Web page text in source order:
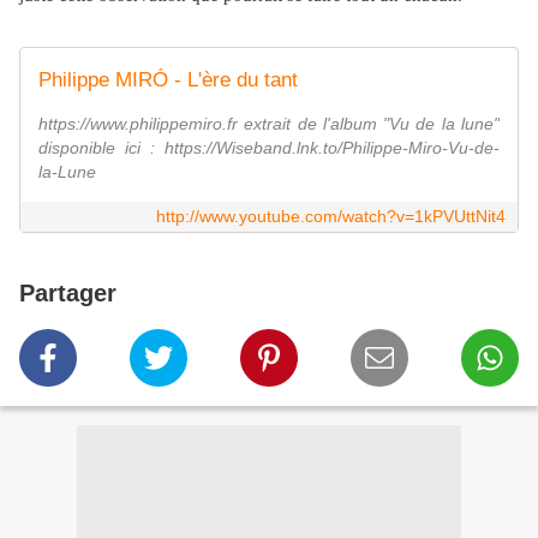
Philippe MIRÓ - L'ère du tant
https://www.philippemiro.fr extrait de l'album "Vu de la lune"
disponible ici : https://Wiseband.lnk.to/Philippe-Miro-Vu-de-
la-Lune
http://www.youtube.com/watch?v=1kPVUttNit4
Partager